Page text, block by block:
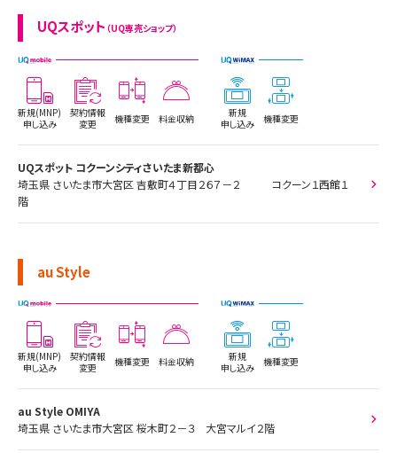
UQスポット （UQ専売ショップ）
新規(MNP)
申し込み
契約情報
変更
機種変更 料金収納
新規
申し込み
機種変更
UQスポット コクーンシティさいたま新都心
埼玉県 さいたま市大宮区 吉敷町４丁目２６７－２ コクーン１西館１
階
au Style
新規(MNP)
申し込み
契約情報
変更
機種変更 料金収納
新規
申し込み
機種変更
au Style OMIYA
埼玉県 さいたま市大宮区 桜木町２－３ 大宮マルイ２階